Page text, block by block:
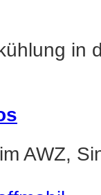
in
AWZ,